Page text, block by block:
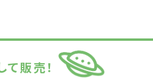
販売！